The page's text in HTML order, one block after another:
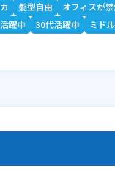
髪型自由 オフィスが
躍中 30代活躍中 ミド